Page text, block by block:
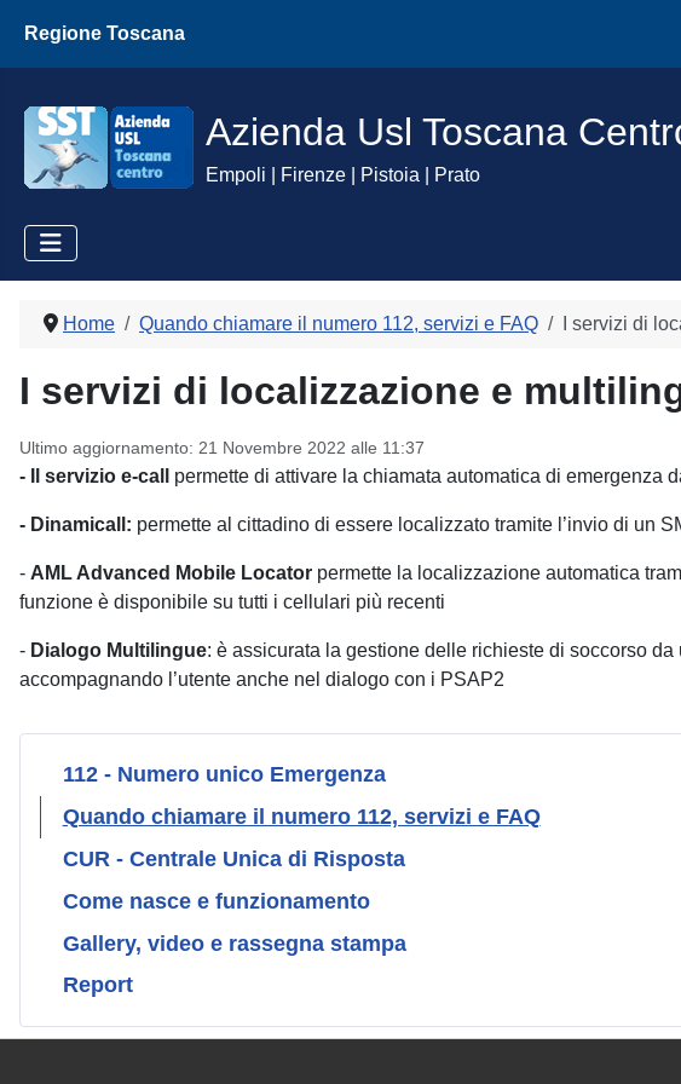
Regione Toscana
Azienda Usl Toscana
Empoli | Firenze | Pistoia | Prato
112 - Numero unico Emergenza
Quando chiamare il numero 112, servizi e FAQ
CUR - Centrale Unica di Risposta
Come nasce e funzionamento
Gallery, video e rassegna stampa
Report
Home Quando chiamare il numero 112, servizi e FAQ I servizi di
I servizi di localizzazione e
Ultimo aggiornamento: 21 Novembre 2022 alle 11:37
- Il servizio e-call permette di attivare la chiamata automatica di
- Dinamicall: permette al cittadino di essere localizzato tramite l’invio di un
- AML Advanced Mobile Locator permette la localizzazione automatica
funzione è disponibile su tutti i cellulari più recenti
- Dialogo Multilingue: è assicurata la gestione delle richieste di soccorso
accompagnando l’utente anche nel dialogo con i PSAP2